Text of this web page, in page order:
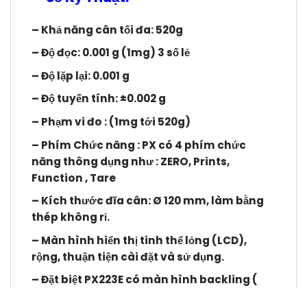
– Khả năng cân tối đa: 520g
– Độ đọc:0.001 g (1mg) 3 số lẻ
– Độ lặp lại: 0.001 g
– Độ tuyến tính: ±0.002 g
– Phạm vi đo : (1mg tới 520g)
– Phím Chức năng : PX có 4 phím chức
năng thông dụng như : ZERO, Prints,
Function , Tare
– Kích thước đĩa cân: Ø 120 mm, làm bằng
thép không rỉ.
– Màn hình hiển thị tinh thể lỏng (LCD),
rộng, thuận tiện cài đặt và sử dụng.
– Đặt biệt PX223E có màn hình backling (